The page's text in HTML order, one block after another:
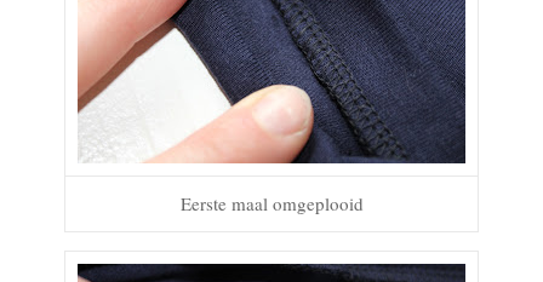
Eerste maal omgeplooid